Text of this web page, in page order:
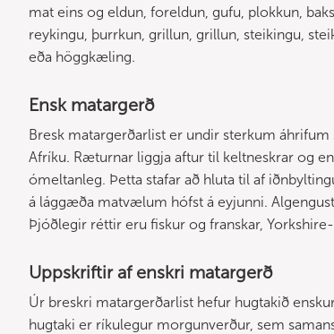
mat eins og eldun, foreldun, gufu, plokkun,
reykingu, þurrkun, grillun, grillun, steikingu,
eða höggkæling.
Ensk matargerð
Bresk matargerðarlist er undir sterkum
Afríku. Ræturnar liggja aftur til keltneskrar og
ómeltanleg. Þetta stafar að hluta til af
á lággæða matvælum hófst á eyjunni.
Þjóðlegir réttir eru fiskur og franskar,
Uppskriftir af enskri matargerð
Úr breskri matargerðarlist hefur hugtakið
hugtaki er ríkulegur morgunverður, sem